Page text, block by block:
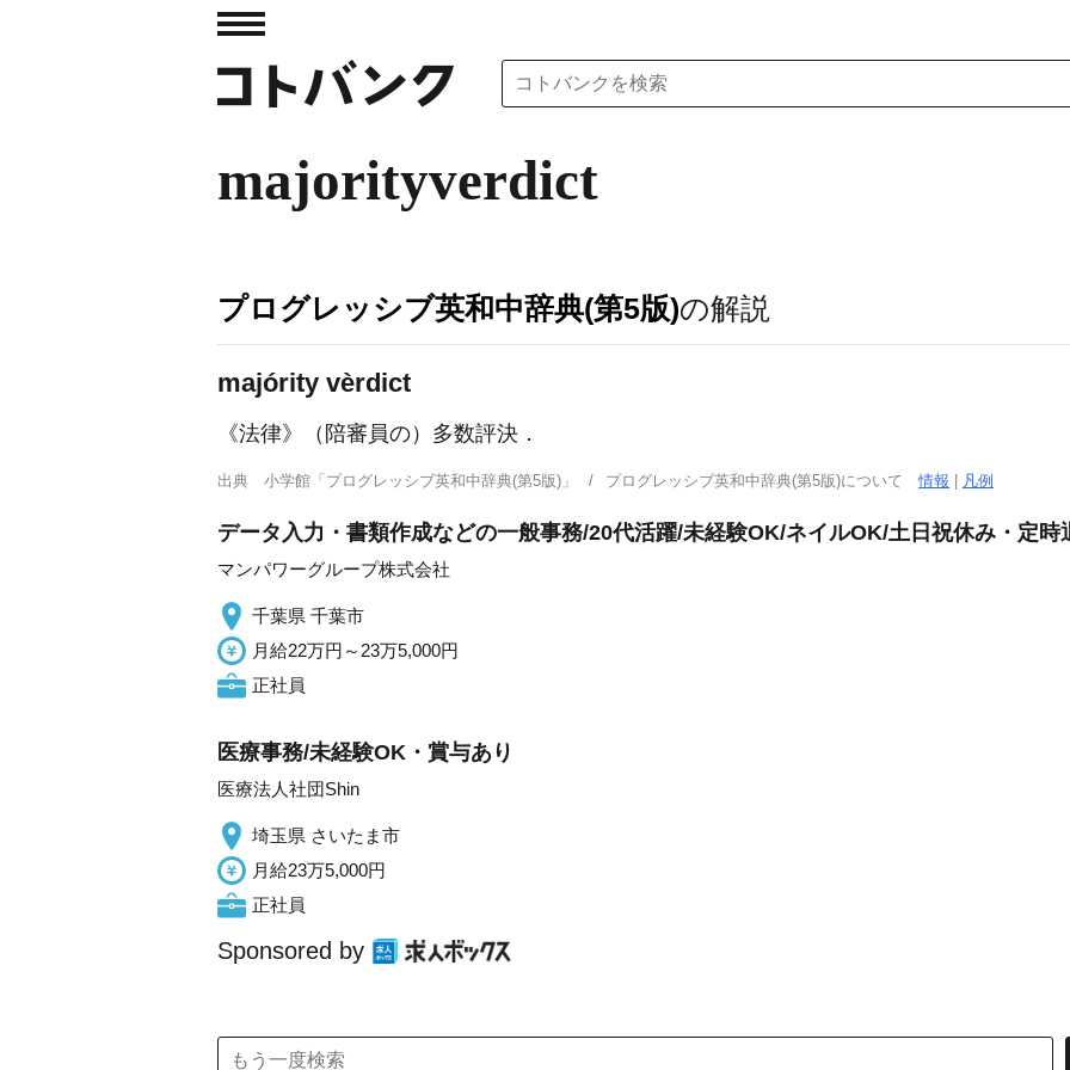
majorityverdict
プログレッシブ英和中辞典(第5版)の解説
majórity vèrdict
《法律》 （陪審員の）多数評決 ．
出典 小学館「プログレッシブ英和中辞典(第5版)」 プログレッシブ英和中辞典(第5版)について情報 凡例
データ入力・書類作成などの一般事務/20代活躍/未経験OK/ネイルOK/土日祝休み・定時
マンパワーグループ株式会社
千葉県 千葉市
月給22万円～23万5,000円
正社員
医療事務/未経験OK・賞与あり
医療法人社団Shin
埼玉県 さいたま市
月給23万5,000円
正社員
Sponsored by